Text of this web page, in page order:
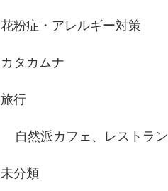
花粉症・アレルギー対策
カタカムナ
旅行
自然派カフェ、レストラン
未分類